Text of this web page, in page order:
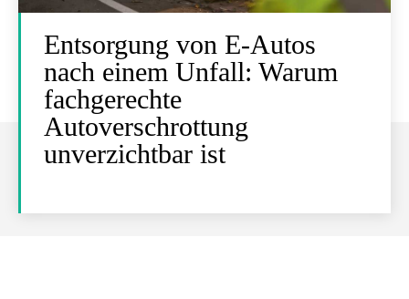
Entsorgung von E-Autos
nach einem Unfall: Warum
fachgerechte
Autoverschrottung
unverzichtbar ist